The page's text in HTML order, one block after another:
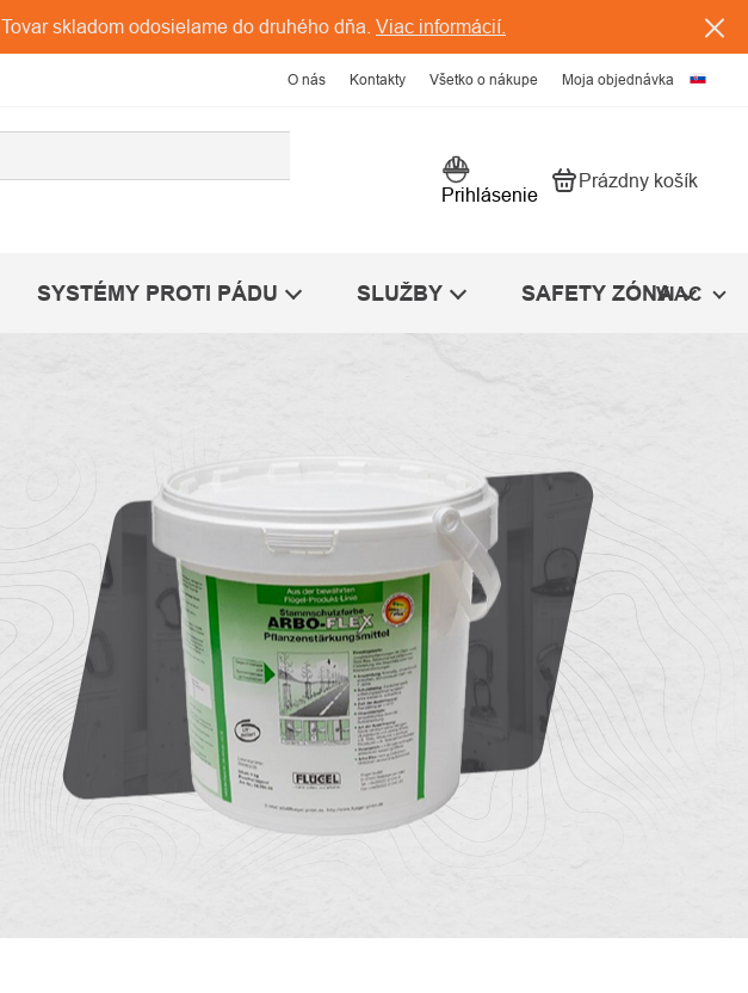
Tovar skladom odosielame do druhého dňa. Viac informácií.
O nás Kontakty Všetko o nákupe Moja objednávka
Prihlásenie Nákupný košík
Prázdny košík
SYSTÉMY PROTI PÁDU SLUŽBY SAFETY ZÓNAVIAC